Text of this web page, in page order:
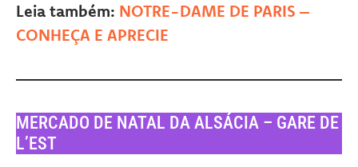
Leia também: NOTRE-DAME DE PARIS –
CONHEÇA E APRECIE
MERCADO DE NATAL DA ALSÁCIA – GARE DE
L’EST